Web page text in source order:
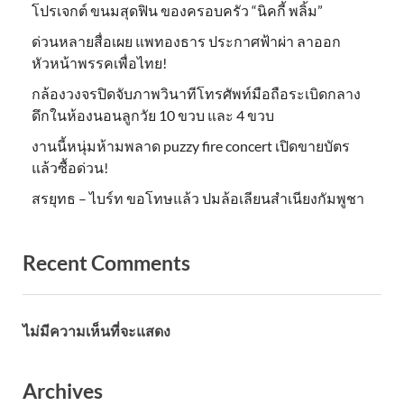
โปรเจกต์ ขนมสุดฟิน ของครอบครัว “นิคกี้ พลิ้ม”
ด่วนหลายสื่อเผย แพทองธาร ประกาศฟ้าผ่า ลาออก
หัวหน้าพรรคเพื่อไทย!
กล้องวงจรปิดจับภาพวินาทีโทรศัพท์มือถือระเบิดกลาง
ดึกในห้องนอนลูกวัย 10 ขวบ และ 4 ขวบ
งานนี้หนุ่มห้ามพลาด puzzy fire concert เปิดขายบัตร
แล้วซื้อด่วน!
สรยุทธ – ไบร์ท ขอโทษแล้ว ปมล้อเลียนสำเนียงกัมพูชา
Recent Comments
ไม่มีความเห็นที่จะแสดง
Archives